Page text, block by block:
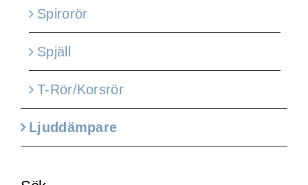
Spirorör
Spjäll
T-Rör/Korsrör
Ljuddämpare